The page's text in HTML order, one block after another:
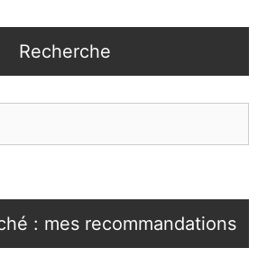
Recherche
: mes recommandations